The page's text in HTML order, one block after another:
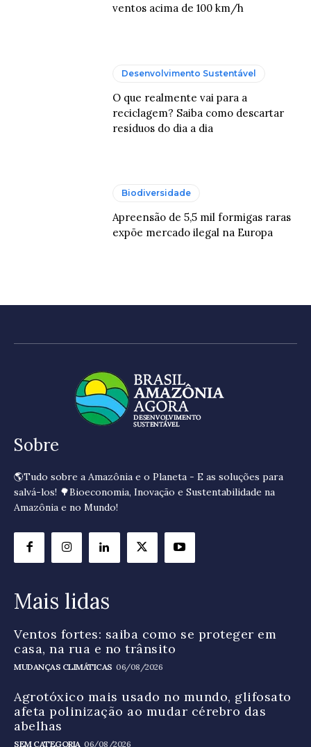
ventos acima de 100 km/h
Desenvolvimento Sustentável
O que realmente vai para a
reciclagem? Saiba como descartar
resíduos do dia a dia
Biodiversidade
Apreensão de 5,5 mil formigas raras
expõe mercado ilegal na Europa
Sobre
🌎Tudo sobre a Amazônia e o Planeta - E as soluções para
salvá-los! 🌳Bioeconomia, Inovação e Sustentabilidade na
Amazônia e no Mundo!
Mais lidas
Ventos fortes: saiba como se proteger em
casa, na rua e no trânsito
MUDANÇAS CLIMÁTICAS 06/08/2026
Agrotóxico mais usado no mundo, glifosato
afeta polinização ao mudar cérebro das
abelhas
SEM CATEGORIA 06/08/2026